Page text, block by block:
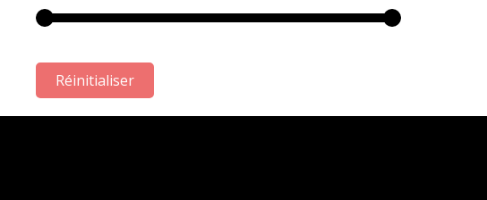
Réinitialiser